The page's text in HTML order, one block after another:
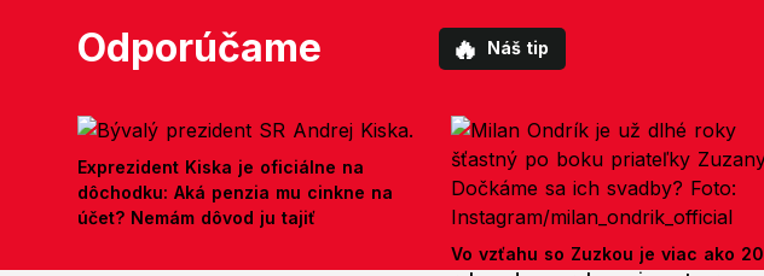
Odporúčame 🔥 Náš tip
Exprezident Kiska je oficiálne na
dôchodku: Aká penzia mu cinkne na
účet? Nemám dôvod ju tajiť
Vo vzťahu so Zuzkou je viac ako 20